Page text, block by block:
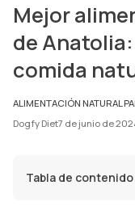
Mejor
de
comida
ALIMENTACIÓN NATURAL
Dogfy Diet7 de junio de
Tabla de contenido